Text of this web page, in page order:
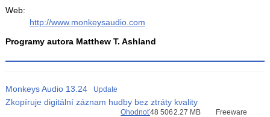
Web:
http://www.monkeysaudio.com
Programy autora Matthew T. Ashland
Monkeys Audio 13.24 Update
Zkopíruje digitální záznam hudby bez ztráty kvality
Ohodnoť48 5062.27 MB
Freeware